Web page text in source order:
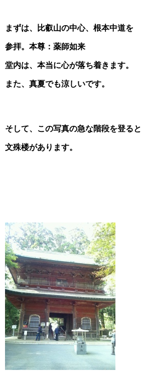
まずは、比叡山の中心、根本中道を
参拝。本尊：薬師如来
堂内は、本当に心が落ち着きます。
また、真夏でも涼しいです。
そして、この写真の急な階段を登ると
文殊楼があります。